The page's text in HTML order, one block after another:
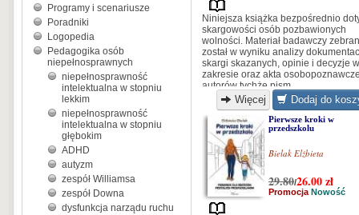
Programy i scenariusze
Poradniki
Logopedia
Pedagogika osób
niepełnosprawnych
niepełnosprawność
intelektualna w stopniu
lekkim
niepełnosprawność
intelektualna w stopniu
głębokim
ADHD
autyzm
zespół Williamsa
zespół Downa
dysfunkcja narządu ruchu
Niniejsza książka bezpośrednio
skargowości osób pozbawionych
wolności. Materiał badawczy
został w wyniku analizy
skargi skazanych, opinie i decyzje
zakresie oraz akta
autorów tychże pism...
Więcej Dodaj do
Pierwsze kroki w
przedszkolu
Bielak Elżbieta
29.80/26.00zł
Promocja Nowość